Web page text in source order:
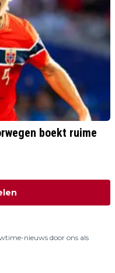
boekt ruime
nieuws door ons als